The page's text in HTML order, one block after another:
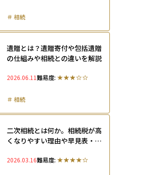
＃相続
遺贈とは？遺贈寄付や包括遺贈
の仕組みや相続との違いを解説
2026.06.11難易度:
＃相続
二次相続とは何か。相続税が高
くなりやすい理由や早見表・シ
2026.03.16難易度: